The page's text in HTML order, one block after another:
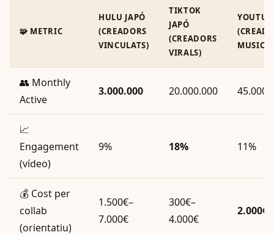
🧩 METRIC
HULU JAPÓ
(CREADORS
VINCULATS)
TIKTOK
JAPÓ
(CREADORS
VIRALS)
MUSIC/
👥 Monthly
Active
3.000.000 20.000.000
📈
Engagement
(vídeo)
9% 18% 11%
💰 Cost per
collab
(orientatiu)
1.500€–
7.000€
300€–
4.000€